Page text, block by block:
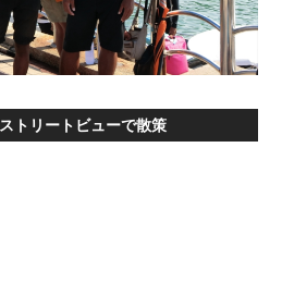
トリートビューで散策